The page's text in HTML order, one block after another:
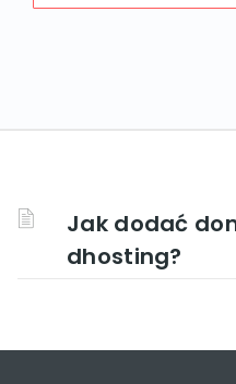
Jak dodać
dhosting?